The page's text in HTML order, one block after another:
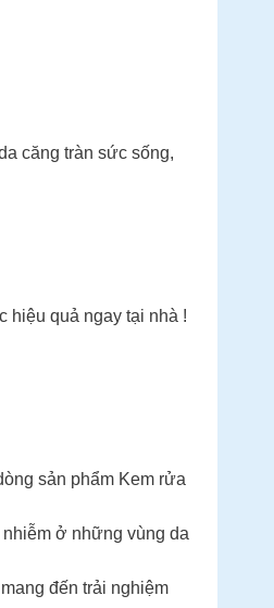
căng tràn sức sống,
hiệu quả ngay tại nhà !
sản phẩm Kem rửa
ở những vùng da
đến trải nghiệm